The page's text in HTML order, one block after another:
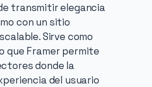
transmitir elegancia
con un sitio
Sirve como
que Framer permite
donde la
del usuario